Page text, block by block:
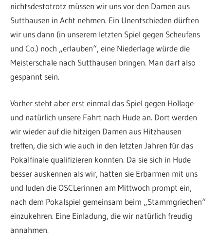
nichtsdestotrotz müssen wir uns vor den Damen aus
Sutthausen in Acht nehmen. Ein Unentschieden dürften
wir uns dann (in unserem letzten Spiel gegen Scheufens
und Co.) noch „erlauben“, eine Niederlage würde die
Meisterschale nach Sutthausen bringen. Man darf also
gespannt sein.
Vorher steht aber erst einmal das Spiel gegen Hollage
und natürlich unsere Fahrt nach Hude an. Dort werden
wir wieder auf die hitzigen Damen aus Hitzhausen
treffen, die sich wie auch in den letzten Jahren für das
Pokalfinale qualifizieren konnten. Da sie sich in Hude
besser auskennen als wir, hatten sie Erbarmen mit uns
und luden die OSCLerinnen am Mittwoch prompt ein,
nach dem Pokalspiel gemeinsam beim „Stammgriechen“
einzukehren. Eine Einladung, die wir natürlich freudig
annahmen.